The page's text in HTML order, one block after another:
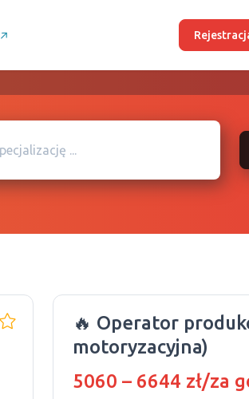
🔥 Operator
motoryzacyjna)
5060 – 6644 zł/za